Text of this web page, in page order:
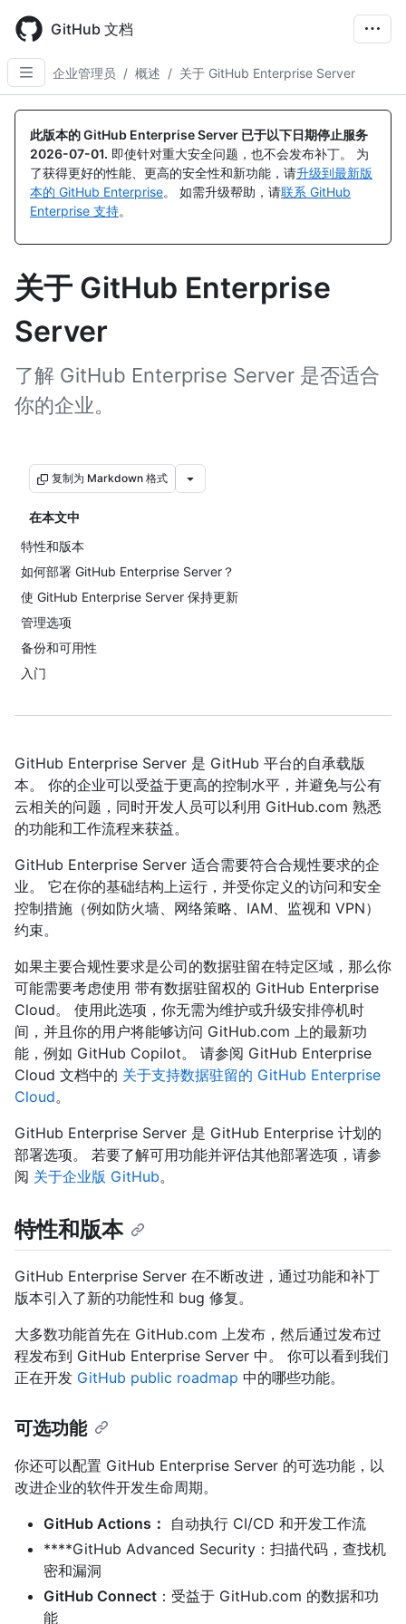
main
content
GitHub 文档
企业管理员 / 概述 / 关于 GitHub Enterprise Server
此版本的 GitHub Enterprise Server 已于以下日期停止服务
2026-07-01. 即使针对重大安全问题，也不会发布补丁。 为
了获得更好的性能、更高的安全性和新功能，请升级到最新版
本的 GitHub Enterprise。 如需升级帮助，请联系 GitHub
Enterprise 支持。
关于 GitHub Enterprise
Server
了解 GitHub Enterprise Server 是否适合
你的企业。
复制为 Markdown 格式
在本文中
特性和版本
如何部署 GitHub Enterprise Server？
使 GitHub Enterprise Server 保持更新
管理选项
备份和可用性
入门
GitHub Enterprise Server 是 GitHub 平台的自承载版
本。 你的企业可以受益于更高的控制水平，并避免与公有
云相关的问题，同时开发人员可以利用 GitHub.com 熟悉
的功能和工作流程来获益。
GitHub Enterprise Server 适合需要符合合规性要求的企
业。 它在你的基础结构上运行，并受你定义的访问和安全
控制措施（例如防火墙、网络策略、IAM、监视和 VPN）
约束。
如果主要合规性要求是公司的数据驻留在特定区域，那么你
可能需要考虑使用 带有数据驻留权的 GitHub Enterprise
Cloud。 使用此选项，你无需为维护或升级安排停机时
间，并且你的用户将能够访问 GitHub.com 上的最新功
能，例如 GitHub Copilot。 请参阅 GitHub Enterprise
Cloud 文档中的 关于支持数据驻留的 GitHub Enterprise
Cloud。
GitHub Enterprise Server 是 GitHub Enterprise 计划的
部署选项。 若要了解可用功能并评估其他部署选项，请参
阅 关于企业版 GitHub。
特性和版本
GitHub Enterprise Server 在不断改进，通过功能和补丁
版本引入了新的功能性和 bug 修复。
大多数功能首先在 GitHub.com 上发布，然后通过发布过
程发布到 GitHub Enterprise Server 中。 你可以看到我们
正在开发 GitHub public roadmap 中的哪些功能。
可选功能
你还可以配置 GitHub Enterprise Server 的可选功能，以
改进企业的软件开发生命周期。
GitHub Actions：
自动执行 CI/CD 和开发工作流
****GitHub Advanced Security：扫描代码，查找机
密和漏洞
GitHub Connect ：受益于 GitHub.com 的数据和功
能